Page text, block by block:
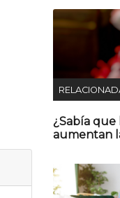
¿Sabía que
aumentan